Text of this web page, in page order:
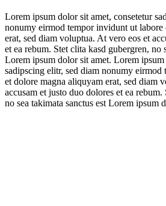
Lorem ipsum dolor sit amet, consetetur
nonumy eirmod tempor invidunt ut labore
erat, sed diam voluptua. At vero eos et
et ea rebum. Stet clita kasd gubergren, no
Lorem ipsum dolor sit amet. Lorem
sadipscing elitr, sed diam nonumy
et dolore magna aliquyam erat, sed diam
accusam et justo duo dolores et ea
no sea takimata sanctus est Lorem ipsum